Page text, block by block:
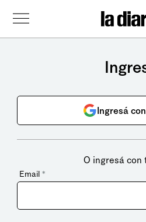
Ingresá
O ingresá con
Email *